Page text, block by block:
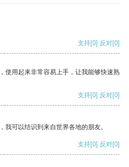
支持[0] 反对[0]
使用起来非常容易上手，让我能够快速熟
支持[0] 反对[0]
我可以结识到来自世界各地的朋友。
支持[0] 反对[0]